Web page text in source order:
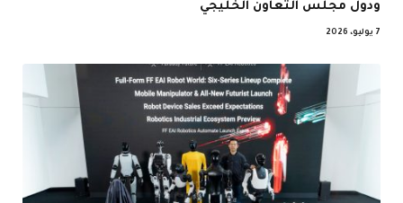
ودول مجلس التعاون الخليجي
7 يوليو، 2026